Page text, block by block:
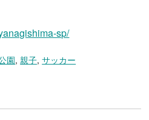
sp/
園,親子,サッカー